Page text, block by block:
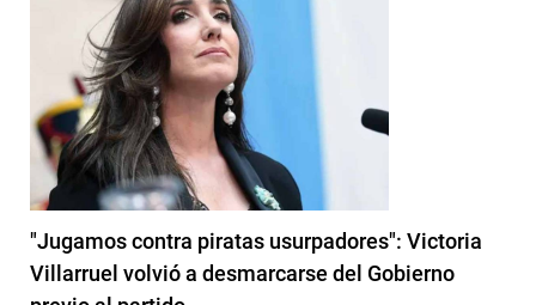
"Jugamos contra piratas usurpadores": Victoria
Villarruel volvió a desmarcarse del Gobierno